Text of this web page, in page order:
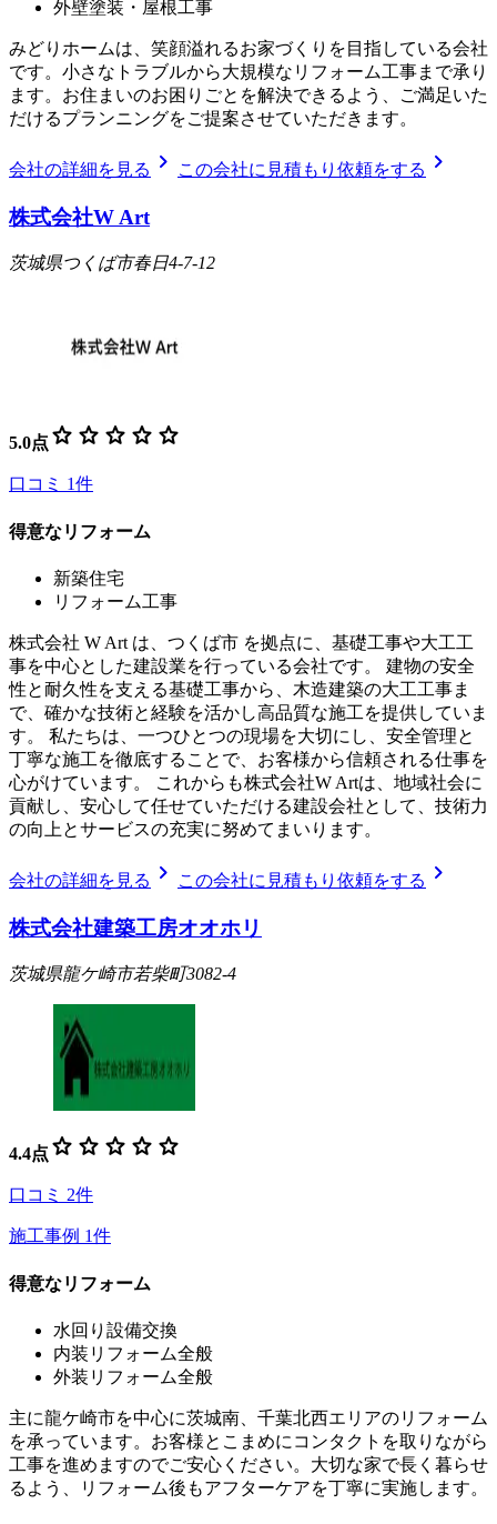
外壁塗装・屋根工事
みどりホームは、笑顔溢れるお家づくりを目指している会社
です。小さなトラブルから大規模なリフォーム工事まで承り
ます。お住まいのお困りごとを解決できるよう、ご満足いた
だけるプランニングをご提案させていただきます。
会社の詳細を見る chevron_right この会社に見積もり依頼をする chevron_right
株式会社W Art
茨城県つくば市春日4-7-12
5.0点 star star star star star
口コミ 1件
得意なリフォーム
新築住宅
リフォーム工事
株式会社 W Art は、つくば市 を拠点に、基礎工事や大工工
事を中心とした建設業を行っている会社です。 建物の安全
性と耐久性を支える基礎工事から、木造建築の大工工事ま
で、確かな技術と経験を活かし高品質な施工を提供していま
す。 私たちは、一つひとつの現場を大切にし、安全管理と
丁寧な施工を徹底することで、お客様から信頼される仕事を
心がけています。 これからも株式会社W Artは、地域社会に
貢献し、安心して任せていただける建設会社として、技術力
の向上とサービスの充実に努めてまいります。
会社の詳細を見る chevron_right この会社に見積もり依頼をする chevron_right
株式会社建築工房オオホリ
茨城県龍ケ崎市若柴町3082-4
4.4点 star star star star star
口コミ 2件
施工事例 1件
得意なリフォーム
水回り設備交換
内装リフォーム全般
外装リフォーム全般
主に龍ケ崎市を中心に茨城南、千葉北西エリアのリフォーム
を承っています。お客様とこまめにコンタクトを取りながら
工事を進めますのでご安心ください。大切な家で長く暮らせ
るよう、リフォーム後もアフターケアを丁寧に実施します。